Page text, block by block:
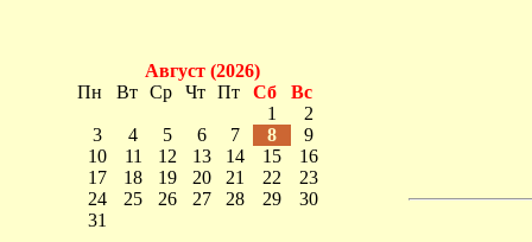
Август (2026)
Пн
Вт Ср Чт Пт Сб
Вс
1
2
3
4 5 6 7 8
9
10
11 12 13 14 15
16
17
18 19 20 21 22
23
24
25 26 27 28 29
30
31